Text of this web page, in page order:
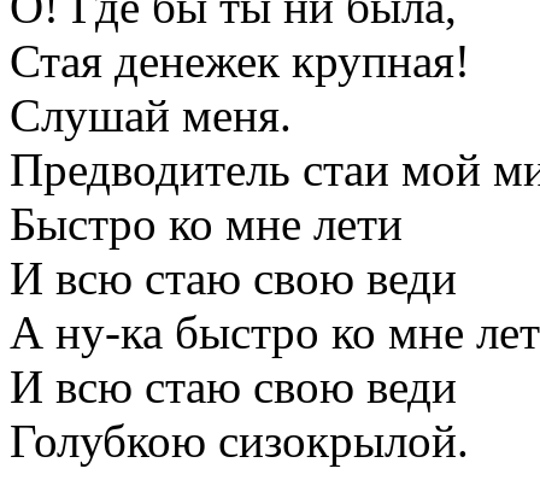
Стая денежек крупная!
Слушай меня.
Предводитель стаи мой
Быстро ко мне лети
И всю стаю свою веди
А ну-ка быстро ко мне
И всю стаю свою веди
Голубкою сизокрылой.